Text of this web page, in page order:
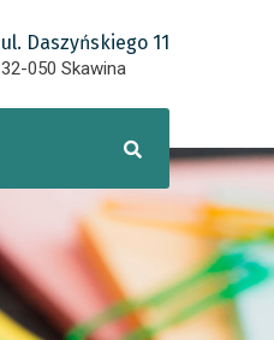
ul. Daszyńskiego 11
32-050 Skawina